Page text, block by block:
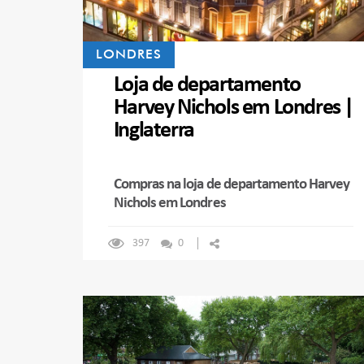
LONDRES
Loja de departamento
Harvey Nichols em Londres |
Inglaterra
Compras na loja de departamento Harvey
Nichols em Londres
397 0